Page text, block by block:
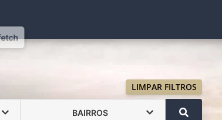
LIMPAR FILTROS
BAIRROS